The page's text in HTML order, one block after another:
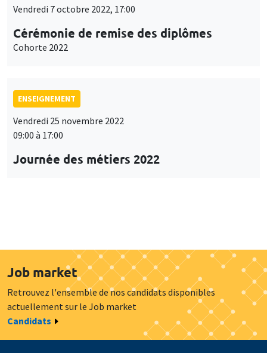
Vendredi 7 octobre 2022, 17:00
Cérémonie de remise des diplômes
Cohorte 2022
ENSEIGNEMENT
Vendredi 25 novembre 2022
09:00 à 17:00
Journée des métiers 2022
Job market
Retrouvez l'ensemble de nos candidats disponibles
actuellement sur le Job market
Candidats